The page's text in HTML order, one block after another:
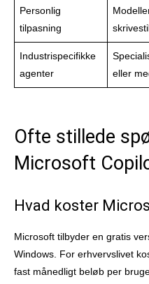
Personlig
tilpasning
Industrispecifikke
agenter
eller
Ofte stillede
Microsoft
Hvad koster
Microsoft tilbyder en gratis
Windows. For erhvervslivet
fast månedligt beløb per